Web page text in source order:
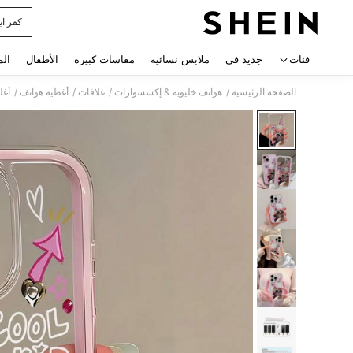
كفر
فئات جديد في ملابس نسائية مقاسات كبيرة الأطفال
الصفحة الرئيسية / هواتف خليوية & إكسسوارات / غلافات / أغطية هواتف /